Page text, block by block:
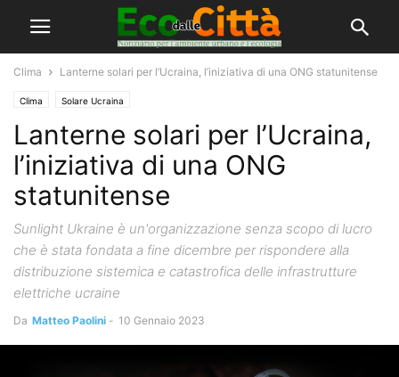
Clima Lanterne solari per l’Ucraina, l’iniziativa di una ONG statunitense
Clima Solare Ucraina
Lanterne solari per l’Ucraina,
l’iniziativa di una ONG
statunitense
Sunlight Ukraine è un'organizzazione senza scopo di lucro
che è stata fondata a fine dicembre per rispondere alla
distribuzione sistemica e catastrofica delle infrastrutture
elettriche ucraine
Da Matteo Paolini - 10 Gennaio 2023